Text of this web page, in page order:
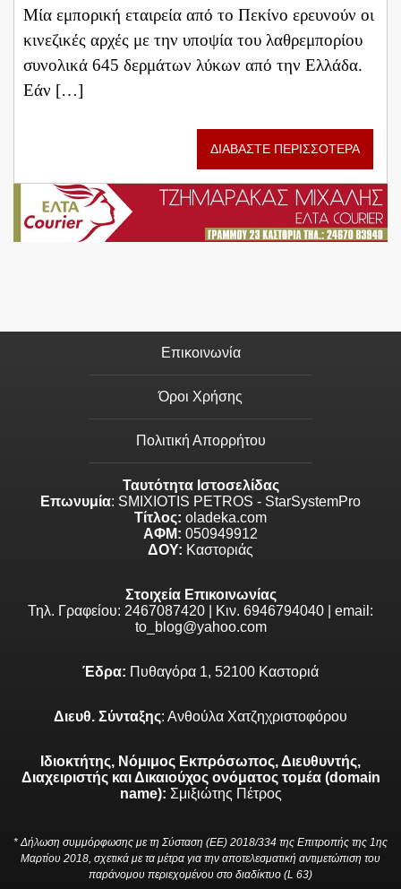
Μία εμπορική εταιρεία από το Πεκίνο ερευνούν οι
κινεζικές αρχές με την υποψία του λαθρεμπορίου
συνολικά 645 δερμάτων λύκων από την Ελλάδα.
Εάν […]
ΔΙΑΒΑΣΤΕ ΠΕΡΙΣΣΟΤΕΡΑ
Επικοινωνία
Όροι Χρήσης
Πολιτική Απορρήτου
Ταυτότητα Ιστοσελίδας
Επωνυμία: SMIXIOTIS PETROS - StarSystemPro
Τίτλος: oladeka.com
ΑΦΜ: 050949912
ΔΟΥ: Καστοριάς
Στοιχεία Επικοινωνίας
Τηλ. Γραφείου: 2467087420 | Κιν. 6946794040 | email:
to_blog@yahoo.com
Έδρα: Πυθαγόρα 1, 52100 Καστοριά
Διευθ. Σύνταξης: Ανθούλα Χατζηχριστοφόρου
Ιδιοκτήτης, Νόμιμος Εκπρόσωπος, Διευθυντής,
Διαχειριστής και Δικαιούχος ονόματος τομέα (domain
name): Σμιξιώτης Πέτρος
* Δήλωση συμμόρφωσης με τη Σύσταση (ΕΕ) 2018/334 της Επιτροπής της 1ης
Μαρτίου 2018, σχετικά με τα μέτρα για την αποτελεσματική αντιμετώπιση του
παράνομου περιεχομένου στο διαδίκτυο (L 63)